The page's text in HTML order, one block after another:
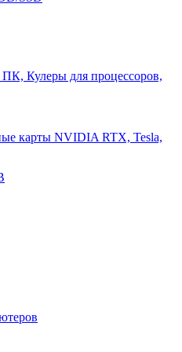
Кулеры для процессоров,
карты NVIDIA RTX, Tesla,